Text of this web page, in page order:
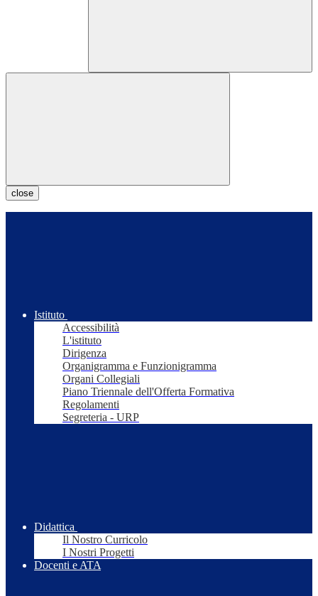
close
Istituto
Accessibilità
L'istituto
Dirigenza
Organigramma e Funzionigramma
Organi Collegiali
Piano Triennale dell'Offerta Formativa
Regolamenti
Segreteria - URP
Didattica
Il Nostro Curricolo
I Nostri Progetti
Docenti e ATA